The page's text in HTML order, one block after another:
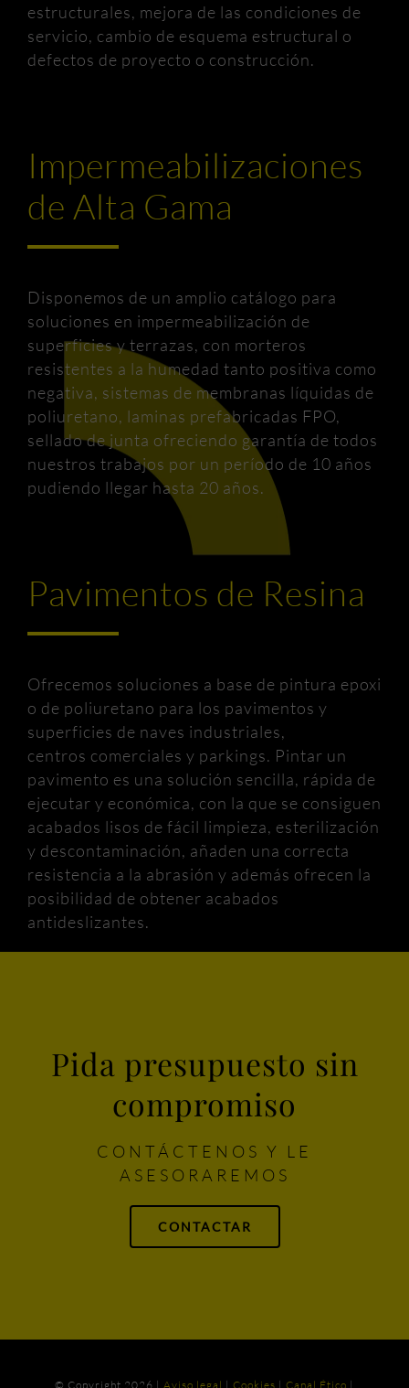
estructurales, mejora de las condiciones de
servicio, cambio de esquema estructural o
defectos de proyecto o construcción.
Impermeabilizaciones
de Alta Gama
Disponemos de un amplio catálogo para
soluciones en impermeabilización de
superficies y terrazas, con morteros
resistentes a la humedad tanto positiva como
negativa, sistemas de membranas líquidas de
poliuretano, laminas prefabricadas FPO,
sellado de junta ofreciendo garantía de todos
nuestros trabajos por un período de 10 años
pudiendo llegar hasta 20 años.
Pavimentos de Resina
Ofrecemos soluciones a base de pintura epoxi
o de poliuretano para los pavimentos y
superficies de naves industriales,
centros comerciales y parkings. Pintar un
pavimento es una solución sencilla, rápida de
ejecutar y económica, con la que se consiguen
acabados lisos de fácil limpieza, esterilización
y descontaminación, añaden una correcta
resistencia a la abrasión y además ofrecen la
posibilidad de obtener acabados
antideslizantes.
Pida presupuesto sin
compromiso
CONTÁCTENOS Y LE
ASESORAREMOS
CONTACTAR
© Copyright 2026 | Aviso legal | Cookies | Canal Ético |